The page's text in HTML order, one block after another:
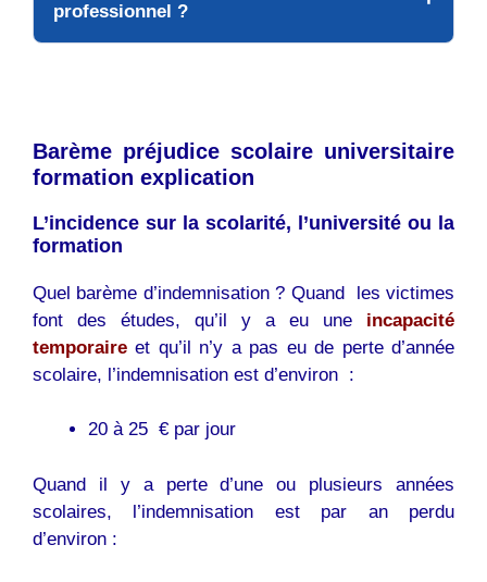
professionnel ?
Barème préjudice scolaire universitaire
formation explication
L’incidence sur la scolarité, l’université ou la
formation
Quel barème d’indemnisation ? Quand les victimes
font des études, qu’il y a eu une
incapacité
temporaireet qu’il n’y a pas eu de perte d’année
scolaire, l’indemnisation est d’environ :
20 à 25 € par jour
Quand il y a perte d’une ou plusieurs années
scolaires, l’indemnisation est par an perdu
d’environ :